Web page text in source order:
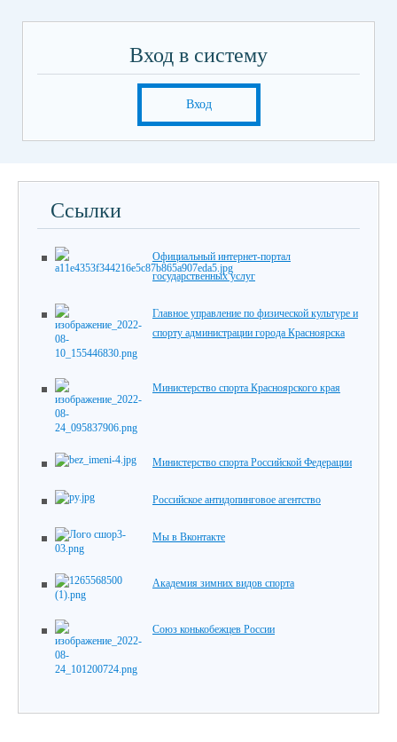
Вход в систему
Вход
Ссылки
Официальный интернет-портал
государственных услуг
Главное управление по физической культуре и
спорту администрации города Красноярска
Министерство спорта Красноярского края
Министерство спорта Российской Федерации
Российское антидопинговое агентство
Мы в Вконтакте
Академия зимних видов спорта
Союз конькобежцев России